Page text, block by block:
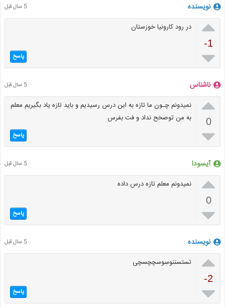
نویسنده 5 سال قبل

-1

در رود کارونیا خوزستان
پاسخ
ناشناس 5 سال قبل

0

نمیدونم چـون ما تازه به این درس رسیدیم و باید تازه یاد بگیریم معلم
به من توصخح نداد و فت بفرس
پاسخ
آیسودا 5 سال قبل

0

نمیدونم معلم تازه درس داده
پاسخ
نویسنده 5 سال قبل

-2

تستسننوسوسچچسچی
پاسخ